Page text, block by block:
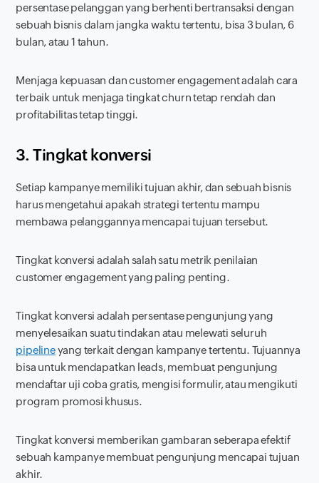
persentase pelanggan yang berhenti bertransaksi dengan
sebuah bisnis dalam jangka waktu tertentu, bisa 3 bulan, 6
bulan, atau 1 tahun.
Menjaga kepuasan dancustomer engagementadalah cara
terbaik untuk menjaga tingkatchurntetap rendah dan
profitabilitas tetap tinggi.
3. Tingkat konversi
Setiap kampanye memiliki tujuan akhir, dan sebuah bisnis
harus mengetahui apakah strategi tertentu mampu
membawa pelanggannya mencapai tujuan tersebut.
Tingkat konversi adalah salah satu metrik penilaian
customer engagementyang paling penting.
Tingkat konversi adalah persentase pengunjung yang
menyelesaikan suatu tindakan atau melewati seluruh
pipelineyang terkait dengan kampanye tertentu. Tujuannya
bisa untuk mendapatkan leads, membuat pengunjung
mendaftar uji coba gratis, mengisi formulir, atau mengikuti
program promosi khusus.
Tingkat konversi memberikan gambaran seberapa efektif
sebuah kampanye membuat pengunjung mencapai tujuan
akhir.